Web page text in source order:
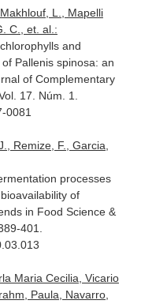
L., Mapelli
C., et. al.:
and
Pallenis spinosa: an
of Complementary
17. Núm. 1.
0081
Remize, F., Garcia,
processes
of
in Food Science &
401.
Maria Cecilia, Vicario
Paula, Navarro,